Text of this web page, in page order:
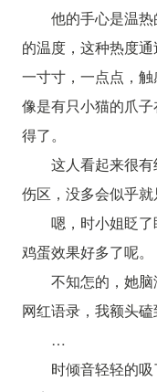
他的手心是温
的温度，这种热度
一寸寸，一点点，
像是有只小猫的爪
得了。
这人看起来很
伤区，没多会似乎就
嗯，时小姐眨
鸡蛋效果好多了呢。
不知怎的，她
网红语录，我额头磕
…
时倾音轻轻的